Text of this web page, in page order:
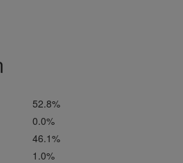
52.8%
0.0%
46.1%
1.0%